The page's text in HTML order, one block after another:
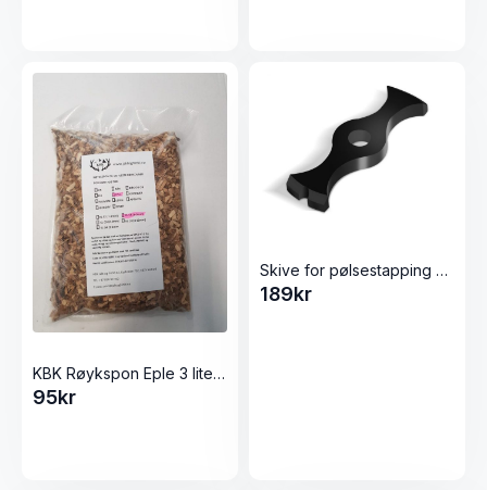
KBK Røykspon Eple 3 liter (6-9mm)
95kr
Skive for pølsestapping Kjøttkvern 12 Elegant fra Tre Spade
189kr